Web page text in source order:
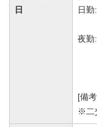
日
日
夜勤
[備
※二